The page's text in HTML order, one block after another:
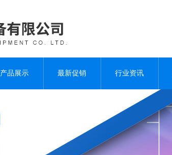
产品展示 最新促销 行业资讯